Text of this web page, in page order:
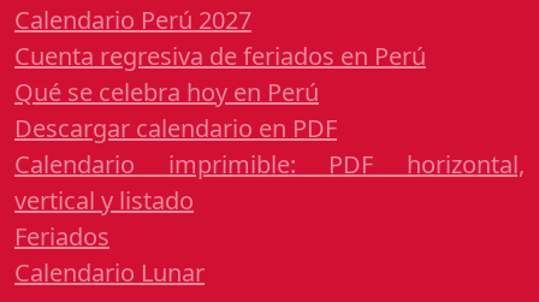
Calendario Perú 2027
Cuenta regresiva de feriados en Perú
Qué se celebra hoy en Perú
Descargar calendario en PDF
Calendario imprimible: PDF horizontal,
vertical y listado
Feriados
Calendario Lunar